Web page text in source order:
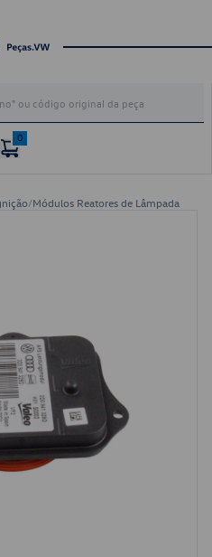
0
/Módulos Reatores de Lâmpada